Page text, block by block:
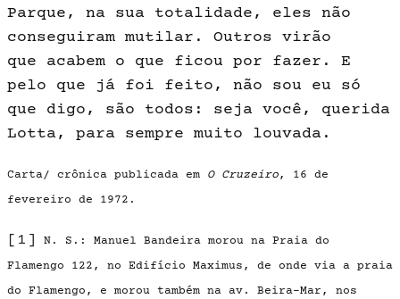
Parque, na sua totalidade, eles não
conseguiram mutilar. Outros virão
que acabem o que ficou por fazer. E
pelo que já foi feito, não sou eu só
que di­go, são todos: seja você, querida
Lotta, para sempre muito louvada.
Carta/ crônica publicada em O Cruzeiro, 16 de
fevereiro de 1972.
[1]
N. S.: Manuel Bandeira morou na Praia do
Flamengo 122, no Edifício Maximus, de onde via a praia
do Flamengo, e morou também na av. Beira-Mar, nos